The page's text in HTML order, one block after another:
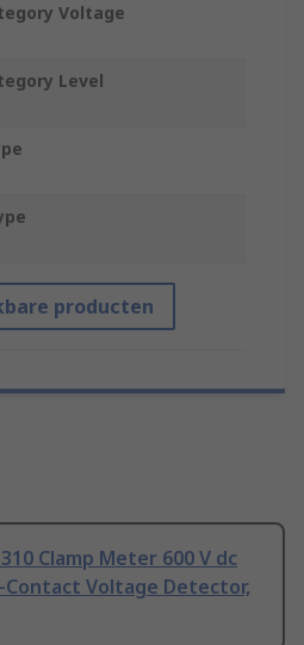
Voltage
Level
producten
Clamp Meter 600 V dc
Contact Voltage Detector,